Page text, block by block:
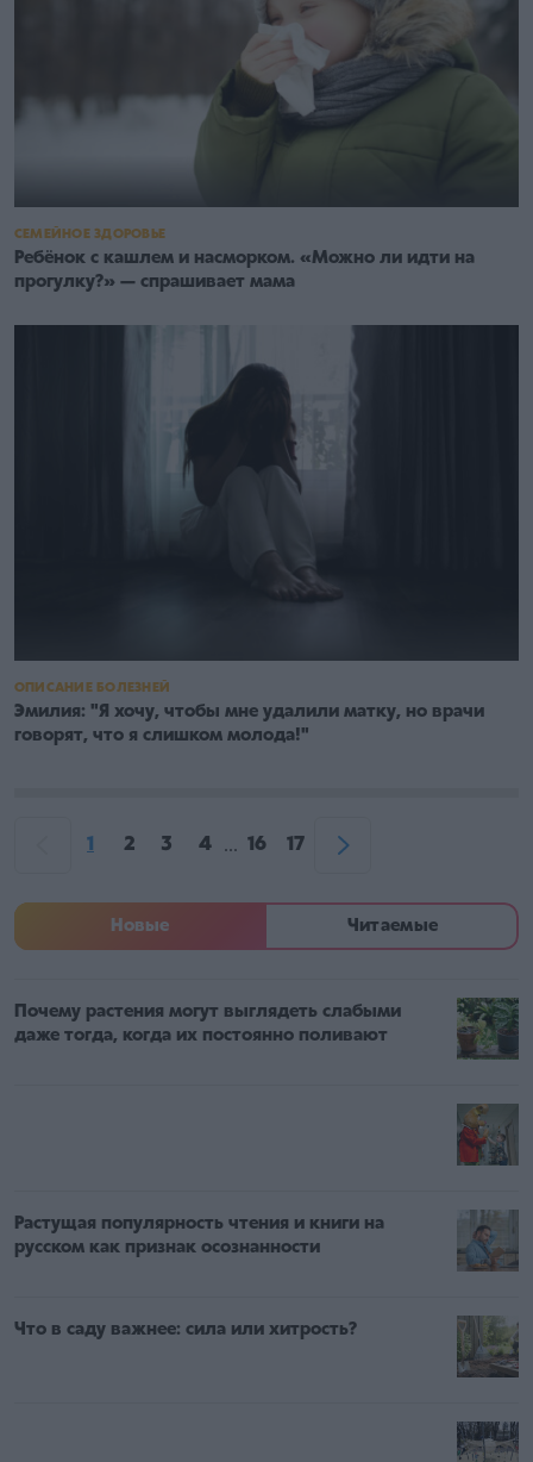
СЕМЕЙНОЕ ЗДОРОВЬЕ
Ребёнок с кашлем и насморком. «Можно ли идти на
прогулку?» — спрашивает мама
ОПИСАНИЕ БОЛЕЗНЕЙ
Эмилия: "Я хочу, чтобы мне удалили матку, но врачи
говорят, что я слишком молода!"
1 2 3 4 ... 16 17
Новые Читаемые
Почему растения могут выглядеть слабыми
даже тогда, когда их постоянно поливают
Растущая популярность чтения и книги на
русском как признак осознанности
Что в саду важнее: сила или хитрость?